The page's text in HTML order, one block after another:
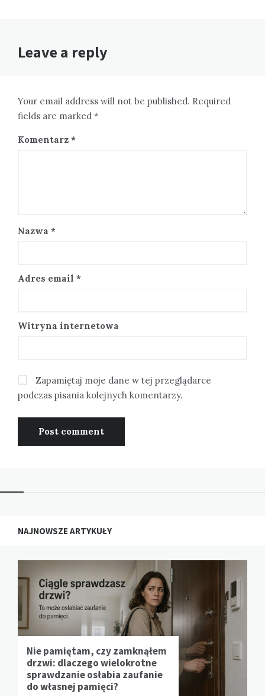
Leave a reply
Your email address will not be published. Required
fields are marked *
Komentarz *
Nazwa *
Adres email *
Witryna internetowa
Zapamiętaj moje dane w tej przeglądarce
podczas pisania kolejnych komentarzy.
NAJNOWSZE ARTYKUŁY
Nie pamiętam, czy zamknąłem
drzwi: dlaczego wielokrotne
sprawdzanie osłabia zaufanie
do własnej pamięci?